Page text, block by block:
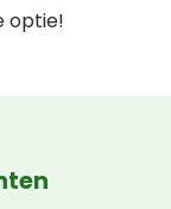
optie!